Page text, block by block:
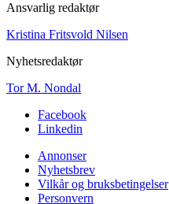
Ansvarlig redaktør
Kristina Fritsvold Nilsen
Nyhetsredaktør
Tor M. Nondal
Facebook
Linkedin
Annonser
Nyhetsbrev
Vilkår og bruksbetingelser
Personvern